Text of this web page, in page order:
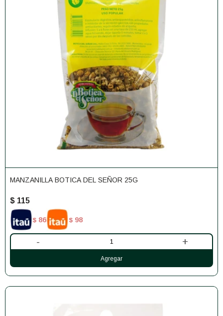
MANZANILLA BOTICA DEL SEÑOR 25G
$ 115
$ 86 $ 98
- +